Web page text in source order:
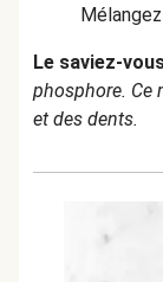
Le saviez-
phosphore. Ce
et des dents.